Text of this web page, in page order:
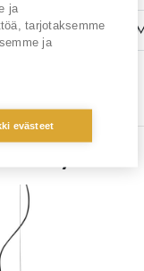
myös
ja
tarjotaksemme
ja
evästeet